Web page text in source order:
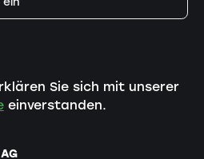
Sie sich mit unserer
einverstanden.